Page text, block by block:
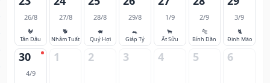
26/8
🐓
Tân Dậu
27/8
🐕
Nhâm Tuất
28/8
🐖
Quý Hợi
29/8
🐀
Giáp Tý
1/9
🐂
Ất Sửu
2/9
🐅
Bính Dần
3/9
🐈
Đinh Mão
30
4/9
1 2 3 4 5 6